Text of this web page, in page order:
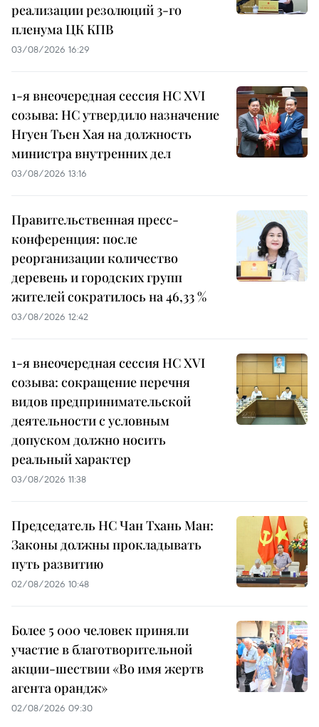
реализации резолюций 3-го
пленума ЦК КПВ
03/08/2026 16:29
1-я внеочередная сессия НС XVI
созыва: НС утвердило назначение
Нгуен Тьен Хая на должность
министра внутренних дел
03/08/2026 13:16
Правительственная пресс-
конференция: после
реорганизации количество
деревень и городских групп
жителей сократилось на 46,33 %
03/08/2026 12:42
1-я внеочередная сессия НС XVI
созыва: сокращение перечня
видов предпринимательской
деятельности с условным
допуском должно носить
реальный характер
03/08/2026 11:38
Председатель НС Чан Тхань Ман:
Законы должны прокладывать
путь развитию
02/08/2026 10:48
Более 5 000 человек приняли
участие в благотворительной
акции-шествии «Во имя жертв
агента орандж»
02/08/2026 09:30